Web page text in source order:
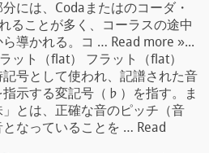
には、Codaまたはのコーダ・
ることが多く、コーラスの途中
導かれる。コ … Read more »...
ット（flat） フラット（flat）
号として使われ、記譜された音
指示する変記号（♭）を指す。ま
とは、正確な音のピッチ（音
なっていることを … Read